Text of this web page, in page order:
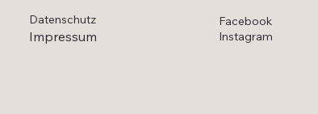
Datenschutz
Impressum
Facebook
Instagram